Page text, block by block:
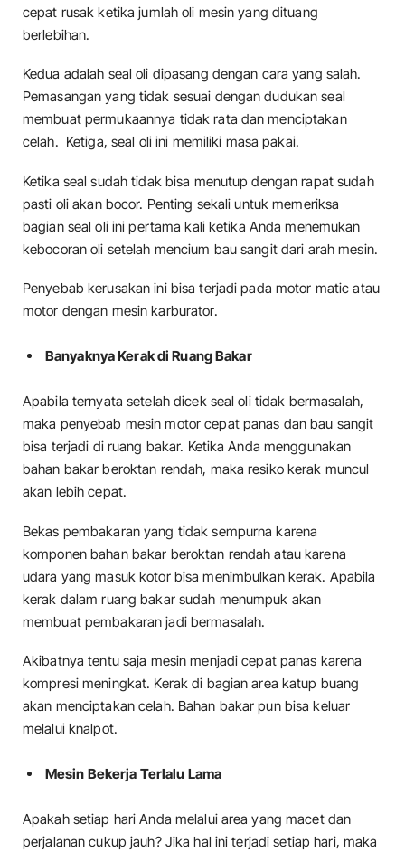
cepat rusak ketika jumlah oli mesin yang dituang
berlebihan.
Kedua adalah seal oli dipasang dengan cara yang salah.
Pemasangan yang tidak sesuai dengan dudukan seal
membuat permukaannya tidak rata dan menciptakan
celah. Ketiga, seal oli ini memiliki masa pakai.
Ketika seal sudah tidak bisa menutup dengan rapat sudah
pasti oli akan bocor. Penting sekali untuk memeriksa
bagian seal oli ini pertama kali ketika Anda menemukan
kebocoran oli setelah mencium bau sangit dari arah mesin.
Penyebab kerusakan ini bisa terjadi pada motor matic atau
motor dengan mesin karburator.
Banyaknya Kerak di Ruang Bakar
Apabila ternyata setelah dicek seal oli tidak bermasalah,
maka penyebab mesin motor cepat panas dan bau sangit
bisa terjadi di ruang bakar. Ketika Anda menggunakan
bahan bakar beroktan rendah, maka resiko kerak muncul
akan lebih cepat.
Bekas pembakaran yang tidak sempurna karena
komponen bahan bakar beroktan rendah atau karena
udara yang masuk kotor bisa menimbulkan kerak. Apabila
kerak dalam ruang bakar sudah menumpuk akan
membuat pembakaran jadi bermasalah.
Akibatnya tentu saja mesin menjadi cepat panas karena
kompresi meningkat. Kerak di bagian area katup buang
akan menciptakan celah. Bahan bakar pun bisa keluar
melalui knalpot.
Mesin Bekerja Terlalu Lama
Apakah setiap hari Anda melalui area yang macet dan
perjalanan cukup jauh? Jika hal ini terjadi setiap hari, maka